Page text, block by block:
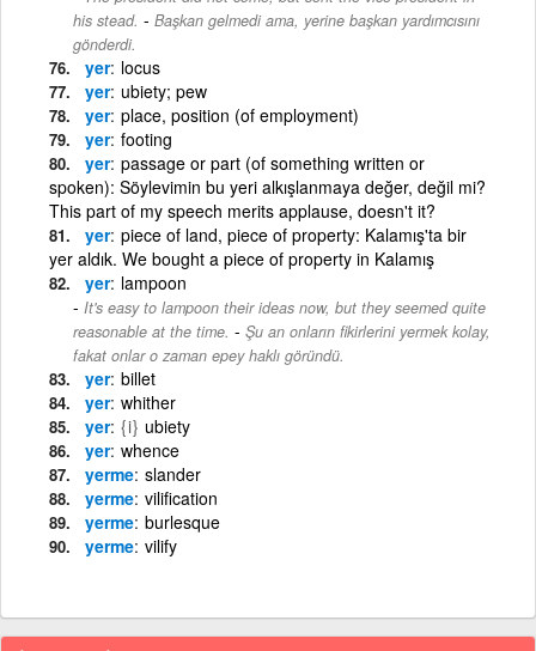
his stead. - Başkan gelmedi ama, yerine başkan yardımcısını
gönderdi.
yer locus
yer ubiety; pew
yer place, position (of employment)
yer footing
yer passage or part (of something written or
spoken): Söylevimin bu yeri alkışlanmaya değer, değil mi?
This part of my speech merits applause, doesn't it?
yer piece of land, piece of property: Kalamış'ta bir
yer aldık. We bought a piece of property in Kalamış
yer lampoon
It's easy to lampoon their ideas now, but they seemed quite
reasonable at the time. - Şu an onların fikirlerini yermek kolay,
fakat onlar o zaman epey haklı göründü.
yer billet
yer whither
yer {i} ubiety
yer whence
yerme slander
yerme vilification
yerme burlesque
yerme vilify